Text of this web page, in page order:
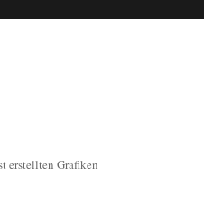
erstellten Grafiken